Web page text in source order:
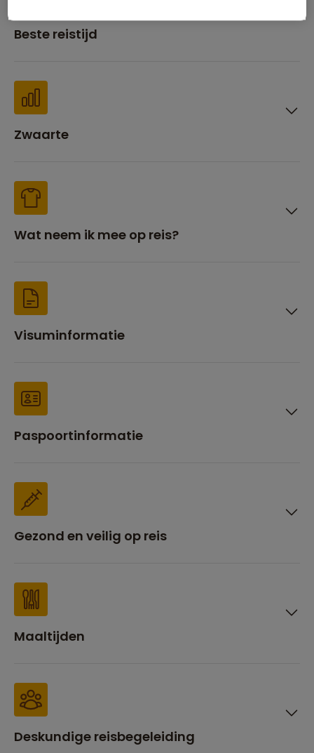
Beste reistijd
Zwaarte
Wat neem ik mee op reis?
Visuminformatie
Paspoortinformatie
Gezond en veilig op reis
Maaltijden
Deskundige reisbegeleiding